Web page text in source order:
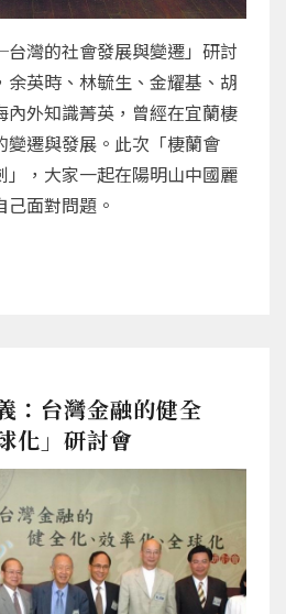
灣的社會發展與變遷」研討
余英時、林毓生、金耀基、胡
內外知識菁英，曾經在宜蘭棲
變遷與發展。此次「棲蘭會
」，大家一起在陽明山中國麗
面對問題。
：台灣金融的健全
化」研討會